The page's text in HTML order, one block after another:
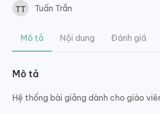
Tuấn Trần
Mô tả Nội dung Đánh giá
Mô tả
Hệ thống bài giảng dành cho giáo